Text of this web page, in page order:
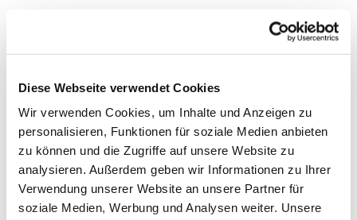
Diese Webseite verwendet Cookies
Wir verwenden Cookies, um Inhalte und Anzeigen zu
personalisieren, Funktionen für soziale Medien anbieten
zu können und die Zugriffe auf unsere Website zu
analysieren. Außerdem geben wir Informationen zu Ihrer
Verwendung unserer Website an unsere Partner für
soziale Medien, Werbung und Analysen weiter. Unsere